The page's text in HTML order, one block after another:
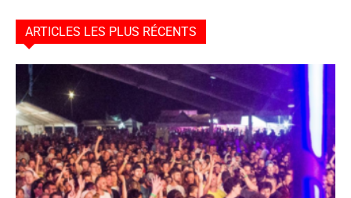
ARTICLES LES PLUS RÉCENTS